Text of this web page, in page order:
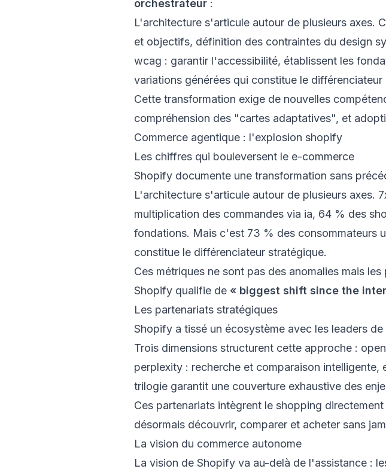
orchestrateur :
L'architecture s'articule autour de plusieurs axes.
et objectifs, définition des contraintes du design
wcag : garantir l'accessibilité, établissent les
variations générées qui constitue le différenciateur
Cette transformation exige de nouvelles
compréhension des "cartes adaptatives", et
Commerce agentique : l'explosion shopify
Les chiffres qui bouleversent le e-commerce
Shopify documente une transformation sans
L'architecture s'articule autour de plusieurs axes.
multiplication des commandes via ia, 64 % des
fondations. Mais c'est 73 % des consommateurs
constitue le différenciateur stratégique.
Ces métriques ne sont pas des anomalies mais
Shopify qualifie de « biggest shift since the
Les partenariats stratégiques
Shopify a tissé un écosystème avec les leaders de
Trois dimensions structurent cette approche :
perplexity : recherche et comparaison
trilogie garantit une couverture exhaustive des
Ces partenariats intègrent le shopping
désormais découvrir, comparer et acheter sans
La vision du commerce autonome
La vision de Shopify va au-delà de l'assistance :